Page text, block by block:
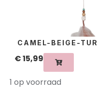
CAMEL-BEIGE-
€15,99
1 op voorraad